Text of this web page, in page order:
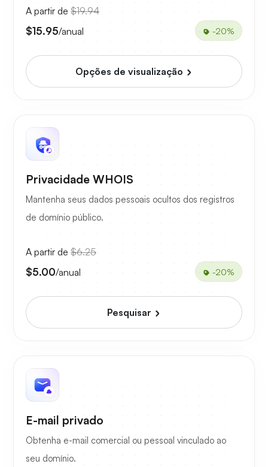
A partir de $19.94
$15.95/anual -20%
Opções de visualização
Privacidade WHOIS
Mantenha seus dados pessoais ocultos dos registros
de domínio público.
A partir de $6.25
$5.00/anual -20%
Pesquisar
E-mail privado
Obtenha e-mail comercial ou pessoal vinculado ao
seu domínio.